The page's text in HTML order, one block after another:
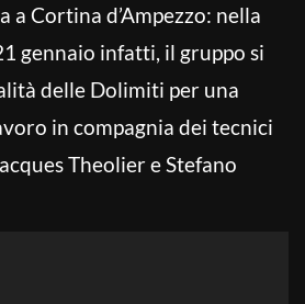
a Cortina d’Ampezzo: nella
gennaio infatti, il gruppo si
delle Dolimiti per una
in compagnia dei tecnici
Theolier e Stefano